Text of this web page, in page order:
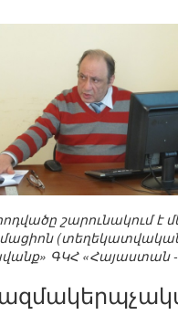
հոդվածը շարունակում
(տեղեկատվական)
ԳԿՀ «Հայաստան -